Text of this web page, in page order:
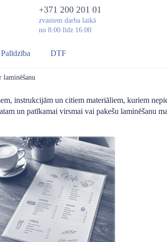
+371 200 201 01
zvaniem darba laikā
no 8:00 līdz 16:00
Palīdzība DTF
laminēšanu
instrukcijām un citiem materiāliem, kuriem
un patīkamai virsmai vai pakešu laminēšanu